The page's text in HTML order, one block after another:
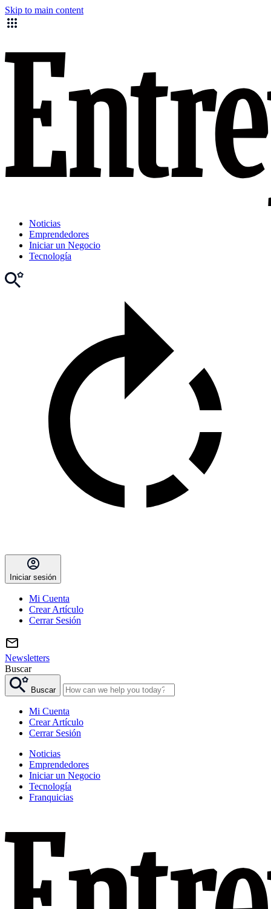
Skip to main content
Noticias
Emprendedores
Iniciar un Negocio
Tecnología
Iniciar sesión
Mi Cuenta
Crear Artículo
Cerrar Sesión
Newsletters
Buscar
Buscar
Mi Cuenta
Crear Artículo
Cerrar Sesión
Noticias
Emprendedores
Iniciar un Negocio
Tecnología
Franquicias